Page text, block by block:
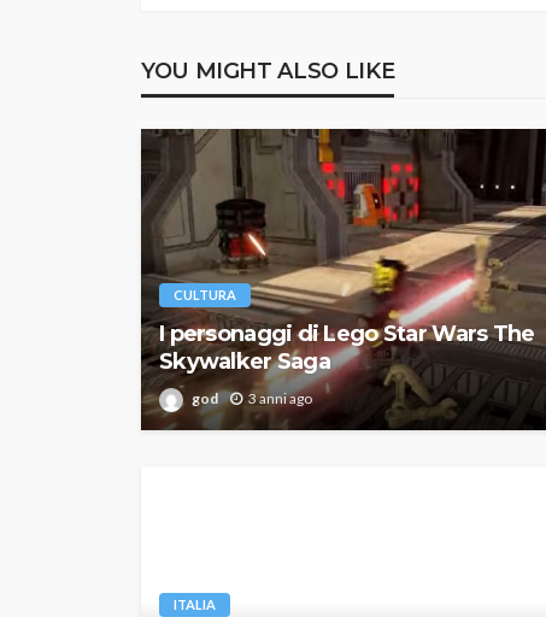
YOU MIGHT ALSO LIKE
CULTURA
I personaggi di Lego Star Wars The
Skywalker Saga
god 3 anni ago
ITALIA